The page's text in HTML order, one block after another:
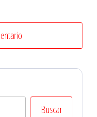
Buscar